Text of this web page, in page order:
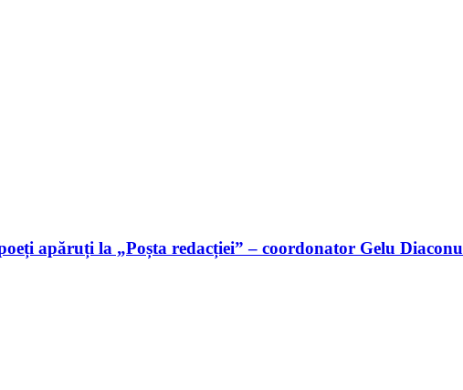
apăruți la „Poșta redacției” – coordonator Gelu Diaconu